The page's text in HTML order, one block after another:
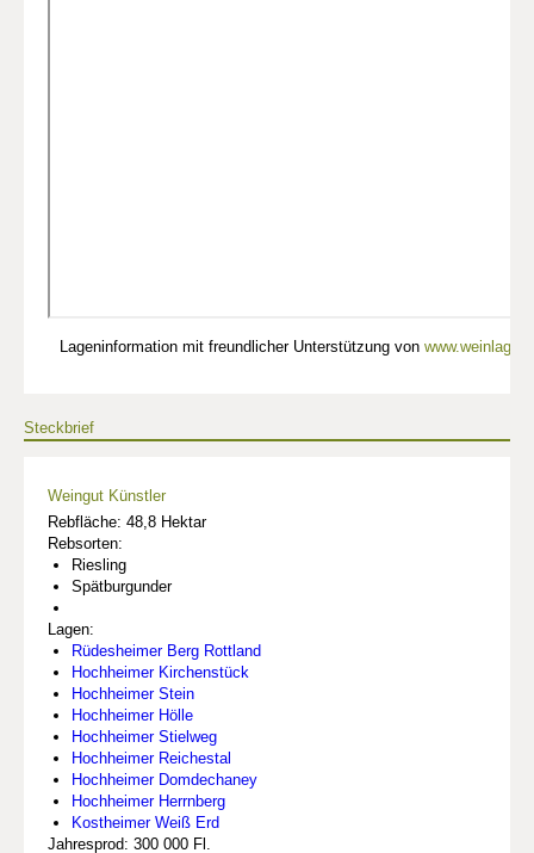
Lageninformation mit freundlicher Unterstützung von
Steckbrief
Weingut Künstler
Rebfläche: 48,8 Hektar
Rebsorten:
Riesling
Spätburgunder
Lagen:
Rüdesheimer Berg Rottland
Hochheimer Kirchenstück
Hochheimer Stein
Hochheimer Hölle
Hochheimer Stielweg
Hochheimer Reichestal
Hochheimer Domdechaney
Hochheimer Herrnberg
Kostheimer Weiß Erd
Jahresprod: 300 000 Fl.